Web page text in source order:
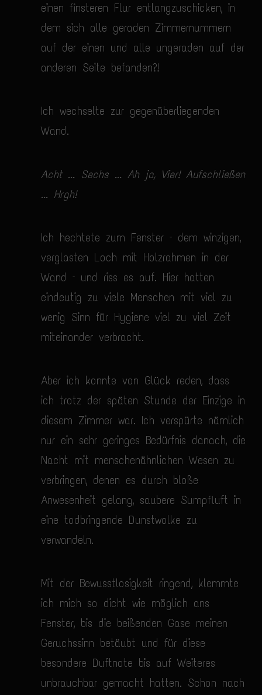
einen finsteren Flur entlangzuschicken, in
dem sich alle geraden Zimmernummern
auf der einen und alle ungeraden auf der
anderen Seite befanden?!
Ich wechselte zur gegenüberliegenden
Wand.
Acht ... Sechs ... Ah ja, Vier! Aufschließen
... Hrgh!
Ich hechtete zum Fenster – dem winzigen,
verglasten Loch mit Holzrahmen in der
Wand – und riss es auf. Hier hatten
eindeutig zu viele Menschen mit viel zu
wenig Sinn für Hygiene viel zu viel Zeit
miteinander verbracht.
Aber ich konnte von Glück reden, dass
ich trotz der späten Stunde der Einzige in
diesem Zimmer war. Ich verspürte nämlich
nur ein sehr geringes Bedürfnis danach, die
Nacht mit menschenähnlichen Wesen zu
verbringen, denen es durch bloße
Anwesenheit gelang, saubere Sumpfluft in
eine todbringende Dunstwolke zu
verwandeln.
Mit der Bewusstlosigkeit ringend, klemmte
ich mich so dicht wie möglich ans
Fenster, bis die beißenden Gase meinen
Geruchssinn betäubt und für diese
besondere Duftnote bis auf Weiteres
unbrauchbar gemacht hatten. Schon nach